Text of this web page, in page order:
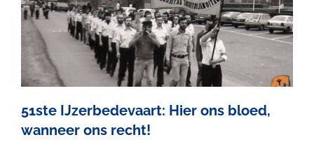
51ste IJzerbedevaart: Hier ons bloed,
wanneer ons recht!